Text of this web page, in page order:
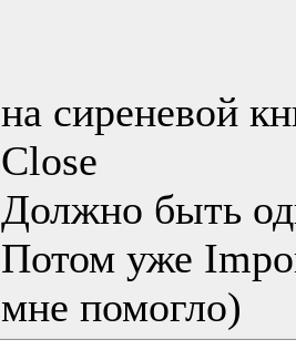
на сиреневой
Close
Должно быть
Потом уже
мне помогло)